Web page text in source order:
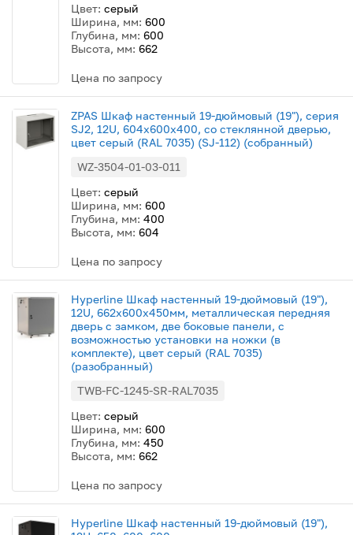
Цвет: серый
Ширина, мм: 600
Глубина, мм: 600
Высота, мм: 662
Цена по запросу
ZPAS Шкаф настенный 19-дюймовый (19"), серия
SJ2, 12U, 604x600х400, со стеклянной дверью,
цвет серый (RAL 7035) (SJ-112) (собранный)
WZ-3504-01-03-011
Цвет: серый
Ширина, мм: 600
Глубина, мм: 400
Высота, мм: 604
Цена по запросу
Hyperline Шкаф настенный 19-дюймовый (19"),
12U, 662x600х450мм, металлическая передняя
дверь с замком, две боковые панели, с
возможностью установки на ножки (в
комплекте), цвет серый (RAL 7035)
(разобранный)
TWB-FC-1245-SR-RAL7035
Цвет: серый
Ширина, мм: 600
Глубина, мм: 450
Высота, мм: 662
Цена по запросу
Hyperline Шкаф настенный 19-дюймовый (19"),